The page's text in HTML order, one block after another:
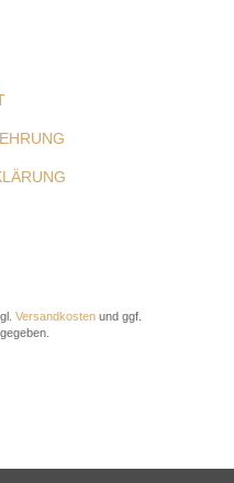
Versandkosten und ggf.